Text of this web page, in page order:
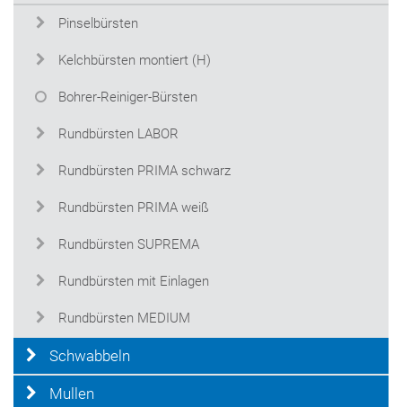
Pinselbürsten
Kelchbürsten montiert (H)
Bohrer-Reiniger-Bürsten
Rundbürsten LABOR
Rundbürsten PRIMA schwarz
Rundbürsten PRIMA weiß
Rundbürsten SUPREMA
Rundbürsten mit Einlagen
Rundbürsten MEDIUM
Schwabbeln
Mullen